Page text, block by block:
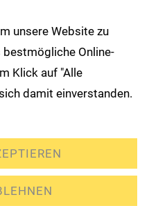
Kennwort an.
unsere Website zu
Online-
Klick auf "Alle
damit einverstanden.